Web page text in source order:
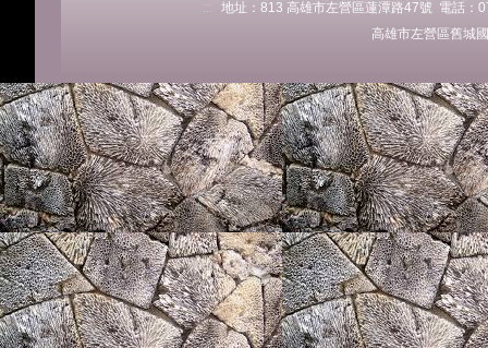
:::
地址：813 高雄市左營區蓮潭路47號 電話
高雄市左營區舊城